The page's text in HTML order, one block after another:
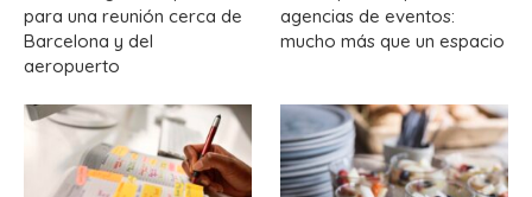
para una reunión cerca de
Barcelona y del
aeropuerto
agencias de eventos:
mucho más que un espacio